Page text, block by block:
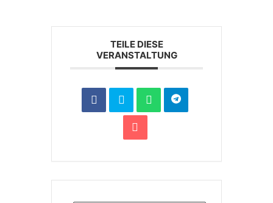
TEILE DIESE
VERANSTALTUNG